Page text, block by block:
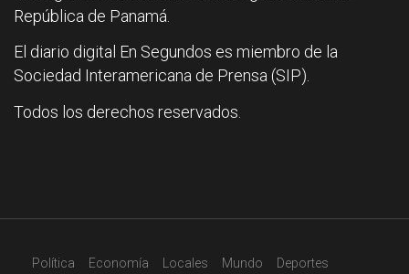
República de Panamá.
El diario digital En Segundos es miembro de la
Sociedad Interamericana de Prensa (SIP).
Todos los derechos reservados.
Política Economía Locales Mundo Deportes